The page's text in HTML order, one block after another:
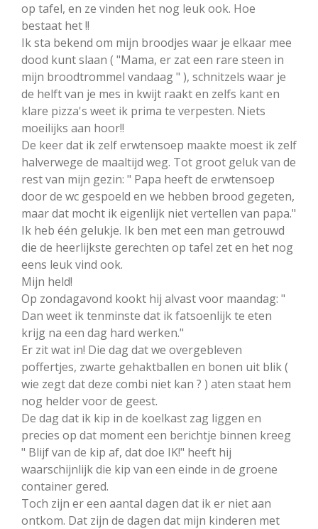
op tafel, en ze vinden het nog leuk ook. Hoe
bestaat het !!
Ik sta bekend om mijn broodjes waar je elkaar mee
dood kunt slaan ( "Mama, er zat een rare steen in
mijn broodtrommel vandaag " ), schnitzels waar je
de helft van je mes in kwijt raakt en zelfs kant en
klare pizza's weet ik prima te verpesten. Niets
moeilijks aan hoor!!
De keer dat ik zelf erwtensoep maakte moest ik zelf
halverwege de maaltijd weg. Tot groot geluk van de
rest van mijn gezin: " Papa heeft de erwtensoep
door de wc gespoeld en we hebben brood gegeten,
maar dat mocht ik eigenlijk niet vertellen van papa."
Ik heb één gelukje. Ik ben met een man getrouwd
die de heerlijkste gerechten op tafel zet en het nog
eens leuk vind ook.
Mijn held!
Op zondagavond kookt hij alvast voor maandag: "
Dan weet ik tenminste dat ik fatsoenlijk te eten
krijg na een dag hard werken."
Er zit wat in! Die dag dat we overgebleven
poffertjes, zwarte gehaktballen en bonen uit blik (
wie zegt dat deze combi niet kan ? ) aten staat hem
nog helder voor de geest.
De dag dat ik kip in de koelkast zag liggen en
precies op dat moment een berichtje binnen kreeg
" Blijf van de kip af, dat doe IK!" heeft hij
waarschijnlijk die kip van een einde in de groene
container gered.
Toch zijn er een aantal dagen dat ik er niet aan
ontkom. Dat zijn de dagen dat mijn kinderen met